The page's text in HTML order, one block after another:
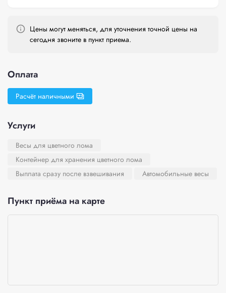
Цены могут меняться, для уточнения точной цены на
сегодня звоните в пункт приема.
Оплата
Расчёт наличными
Услуги
Весы для цветного лома
Контейнер для хранения цветного лома
Выплата сразу после взвешивания
Автомобильные весы
Пункт приёма на карте